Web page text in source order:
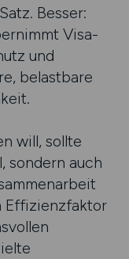
Besser:
Visa-
und
belastbare
will, sollte
sondern auch
Effizienzfaktor